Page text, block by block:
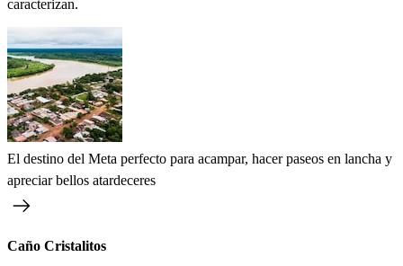
caracterizan.
El destino del Meta perfecto para acampar, hacer paseos en lancha y
apreciar bellos atardeceres
Caño Cristalitos